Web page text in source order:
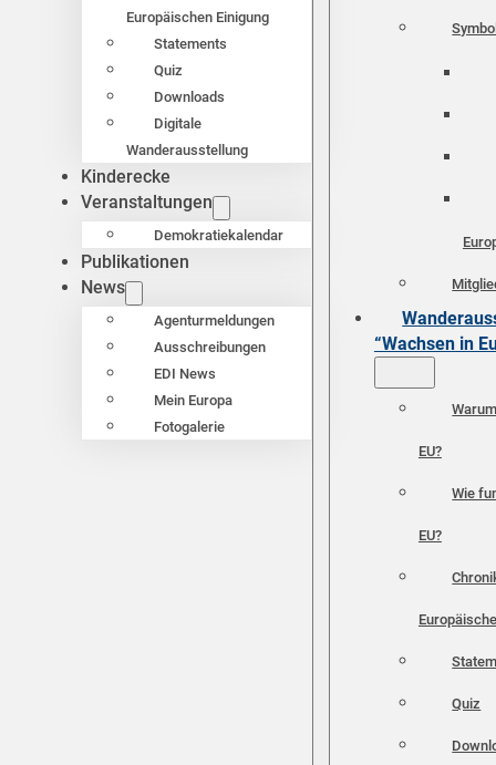
Europäischen Einigung
Statements
Quiz
Downloads
Digitale
Wanderausstellung
Kinderecke
Veranstaltungen
Demokratiekalendar
Publikationen
News
Agenturmeldungen
Ausschreibungen
EDI News
Mein Europa
Fotogalerie
“Wachsen in
EU?
Wie
EU?
Quiz